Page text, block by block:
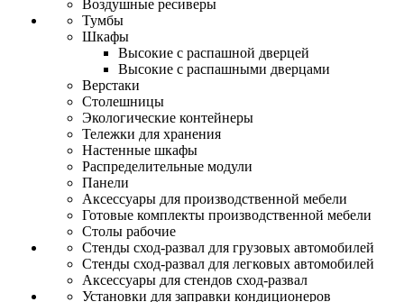
Воздушные ресиверы
Тумбы
Шкафы
Высокие с распашной дверцей
Высокие с распашными дверцами
Верстаки
Столешницы
Экологические контейнеры
Тележки для хранения
Настенные шкафы
Распределительные модули
Панели
Аксессуары для производственной мебели
Готовые комплекты производственной мебели
Столы рабочие
Стенды сход-развал для грузовых автомобилей
Стенды сход-развал для легковых автомобилей
Аксессуары для стендов сход-развал
Установки для заправки кондиционеров